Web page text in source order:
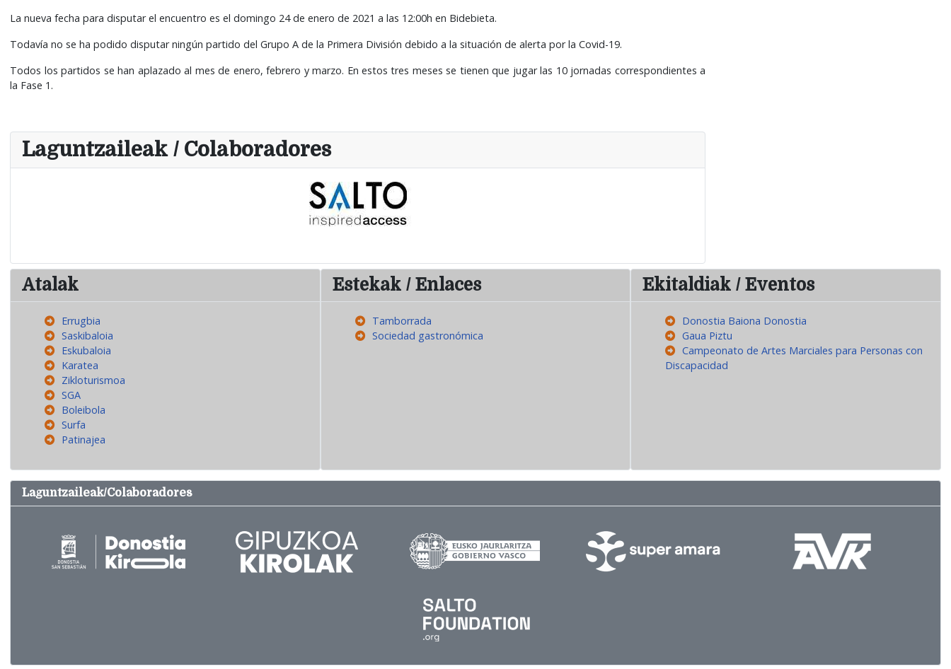
La nueva fecha para disputar el encuentro es el domingo 24 de enero de 2021 a las 12:00h en Bidebieta.
Todavía no se ha podido disputar ningún partido del Grupo A de la Primera División debido a la situación de alerta por la Covid-19.
Todos los partidos se han aplazado al mes de enero, febrero y marzo. En estos tres meses se tienen que jugar las 10 jornadas correspondientes a
la Fase 1.
Laguntzaileak / Colaboradores
Atalak
Errugbia
Saskibaloia
Eskubaloia
Karatea
Zikloturismoa
SGA
Boleibola
Surfa
Patinajea
Estekak / Enlaces
Tamborrada
Sociedad gastronómica
Ekitaldiak / Eventos
Donostia Baiona Donostia
Gaua Piztu
Campeonato de Artes Marciales para Personas con
Discapacidad
Laguntzaileak/Colaboradores